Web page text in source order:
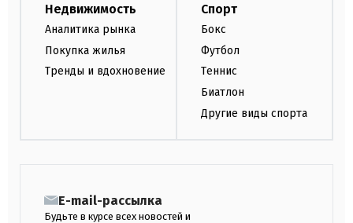
Недвижимость
Аналитика рынка
Покупка жилья
Тренды и вдохновение
Спорт
Бокс
Футбол
Теннис
Биатлон
Другие виды спорта
E-mail-рассылка
Будьте в курсе всех новостей и